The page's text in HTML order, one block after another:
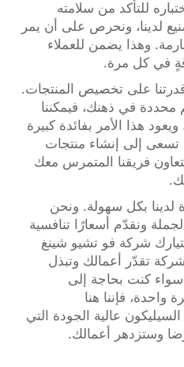
للتأكد من سلامته
لدينا، ونحرص على أن يمر
وهذا يضمن للعملاء
في كل مرة.
على تخصيص المنتجات.
محددة في ذهنك، فيمكننا
هذا الأمر بفائدة كبيرة
إلى إنشاء منتجات
فريقنا المتمرس معك
لدينا بكل سهولة. ونحن
ونقدّم أسعارًا تنافسية
شركة فو تشيو شينغ
تقدّر أعمالك وتبذل
سواء كنت بحاجة إلى
واحدة، فإننا هنا
عالية الجودة التي
وستزدهر أعمالك.